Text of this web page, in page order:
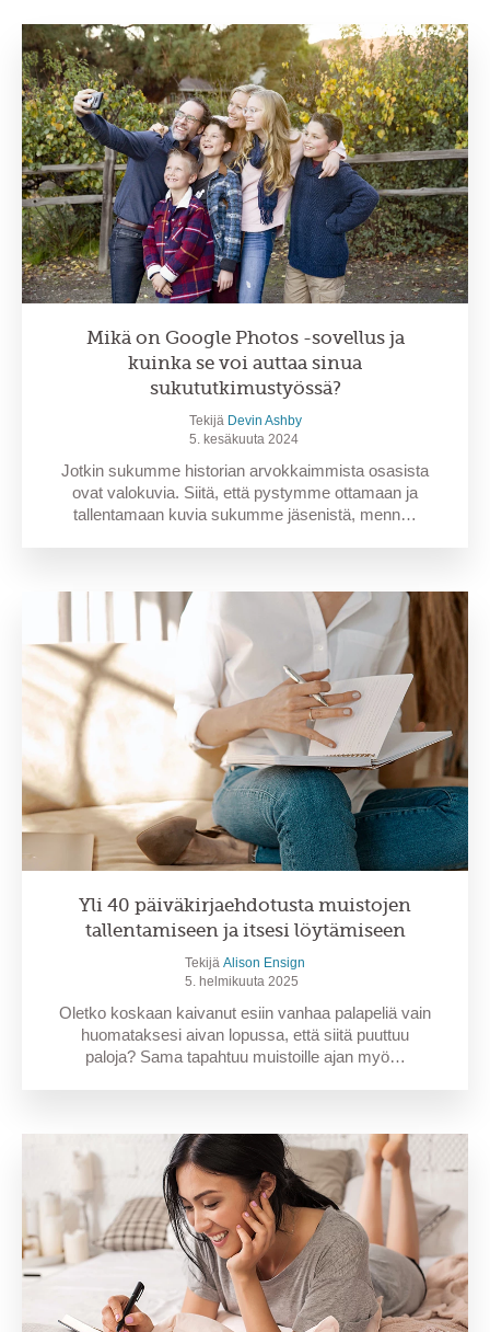
Mikä on Google Photos -sovellus ja
kuinka se voi auttaa sinua
sukututkimustyössä?
Tekijä Devin Ashby
5. kesäkuuta 2024
Jotkin sukumme historian arvokkaimmista osasista
ovat valokuvia. Siitä, että pystymme ottamaan ja
tallentamaan kuvia sukumme jäsenistä, menn…
Yli 40 päiväkirjaehdotusta muistojen
tallentamiseen ja itsesi löytämiseen
Tekijä Alison Ensign
5. helmikuuta 2025
Oletko koskaan kaivanut esiin vanhaa palapeliä vain
huomataksesi aivan lopussa, että siitä puuttuu
paloja? Sama tapahtuu muistoille ajan myö…